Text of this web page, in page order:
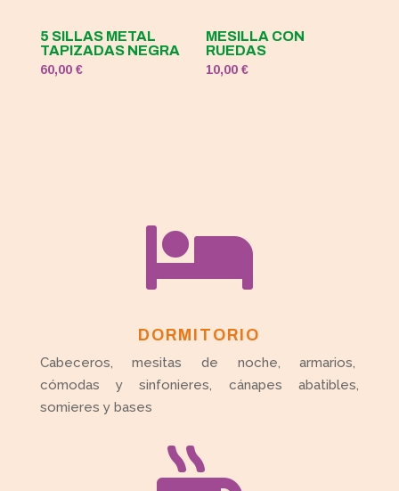
5 SILLAS METAL
TAPIZADAS NEGRA
60,00 €
MESILLA CON
RUEDAS
10,00€

DORMITORIO
Cabeceros, mesitas de noche, armarios,
cómodas y sinfonieres, cánapes abatibles,
somieres y bases